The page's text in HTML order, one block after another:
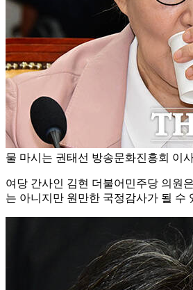
물 마시는 권태선 방송문화진흥회 이
여당 간사인 김현 더불어민주당 의원
는 아니지만 원만한 국정감사가 될 수